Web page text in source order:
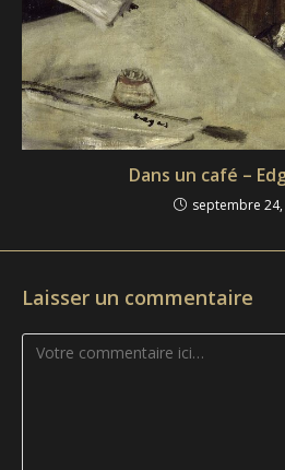
Dans un café –
septembre 24,
Laisser un commentaire
Comment